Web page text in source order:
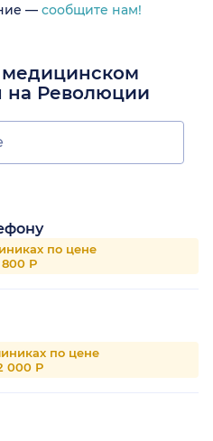
— сообщите нам!
на Революции
по цене
800 Р
по цене
000 Р